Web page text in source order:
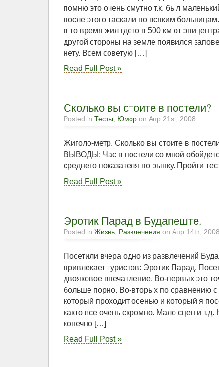
помню это очень смутно т.к. был
после этого таскали по всяким
в то время жил гдето в 500 км от
другой стороны на земле появился
нету. Всем советую […]
Read Full Post »
Сколько вы стоите в постели?
Posted in Тесты Юмор on Апр 21st, 2008
Жиголо-метр. Сколько вы стоите в
ВЫВОДЫ: Час в постели со мной
среднего показателя по рынку. Пройти
Read Full Post »
Эротик Парад в Будапеште.
Posted in Жизнь Развлечения on Апр 14th, 2008
Посетили вчера одно из развлечений
привлекает туристов: Эротик Парад.
двояковое впечатление. Во-первых это
больше порно. Во-вторых по сравнению
который проходит осенью и который я
както все очень скромно. Мало сцен и
конечно […]
Read Full Post »